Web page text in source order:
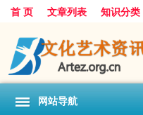
首 页 文章列表 知识分类
网站导航